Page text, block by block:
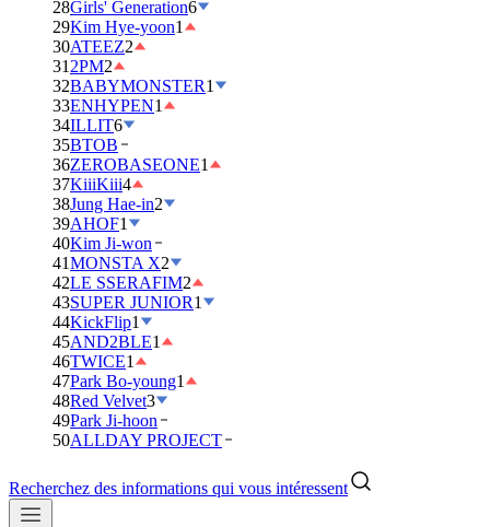
28Girls' Generation6
29Kim Hye-yoon1
30ATEEZ2
31 2PM2
32BABYMONSTER1
33ENHYPEN1
34ILLIT6
35BTOB
36ZEROBASEONE1
37KiiiKiii4
38Jung Hae-in2
39AHOF1
40Kim Ji-won
41MONSTA X2
42LE SSERAFIM2
43SUPER JUNIOR1
44KickFlip1
45AND2BLE1
46TWICE1
47Park Bo-young1
48Red Velvet3
49Park Ji-hoon
50ALLDAY PROJECT
Recherchez des informations qui vous intéressent